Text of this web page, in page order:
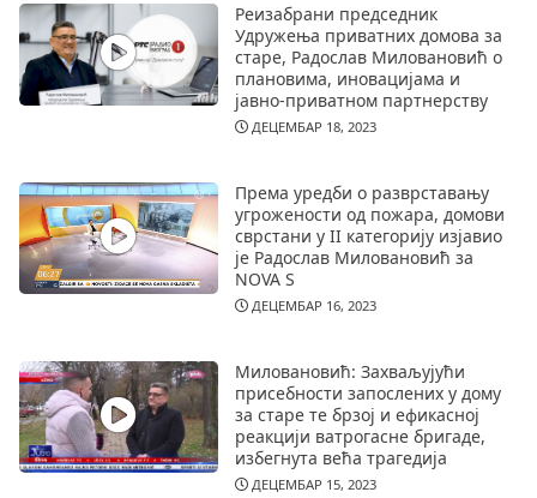
Реизабрани председник
Удружења приватних домова за
старе, Радослав Миловановић о
плановима, иновацијама и
јавно-приватном партнерству
ДЕЦЕМБАР 18, 2023
Према уредби о разврставању
угрожености од пожара, домови
сврстани у II категорију изјавио
је Радослав Миловановић за
NOVA S
ДЕЦЕМБАР 16, 2023
Миловановић: Захваљујући
присебности запослених у дому
за старе те брзој и ефикасној
реакцији ватрогасне бригаде,
избегнута већа трагедија
ДЕЦЕМБАР 15, 2023